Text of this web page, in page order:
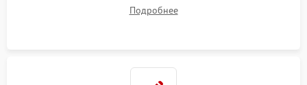
или поврежденной резиновой манжеты.
Подробнее